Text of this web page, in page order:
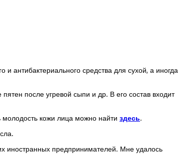
антибактериального средства для сухой, а иногда
после угревой сыпи и др. В его состав входит
молодость кожи лица можно найти здесь.
иностранных предпринимателей. Мне удалось